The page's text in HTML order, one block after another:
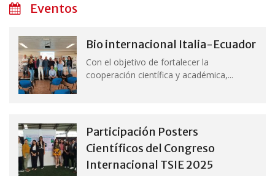
Eventos
Bio internacional Italia-Ecuador
Con el objetivo de fortalecer la
cooperación científica y académica,...
Participación Posters
Científicos del Congreso
Internacional TSIE 2025